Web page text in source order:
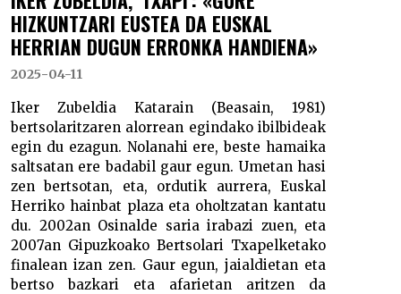
HIZKUNTZARI EUSTEA DA EUSKAL
HERRIAN DUGUN ERRONKA HANDIENA»
2025-04-11
Iker Zubeldia Katarain (Beasain, 1981)
bertsolaritzaren alorrean egindako ibilbideak
egin du ezagun. Nolanahi ere, beste hamaika
saltsatan ere badabil gaur egun. Umetan hasi
zen bertsotan, eta, ordutik aurrera, Euskal
Herriko hainbat plaza eta oholtzatan kantatu
du. 2002an Osinalde saria irabazi zuen, eta
2007an Gipuzkoako Bertsolari Txapelketako
finalean izan zen. Gaur egun, jaialdietan eta
bertso bazkari eta afarietan aritzen da